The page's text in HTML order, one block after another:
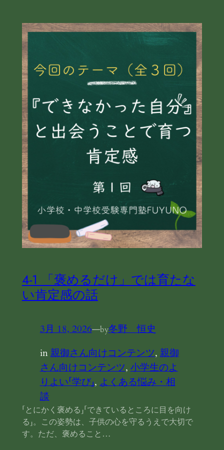
4-1 「褒めるだけ」では育たな
い肯定感の話
3月 18, 2026—by冬野 恒史
in親御さん向けコンテンツ, 親御
さん向けコンテンツ, 小学生のよ
りよい「学び」, よくある悩み・相
談
「とにかく褒める」「できているところに目を向け
る」。この姿勢は、子供の心を守るうえで大切で
す。ただ、褒めること…